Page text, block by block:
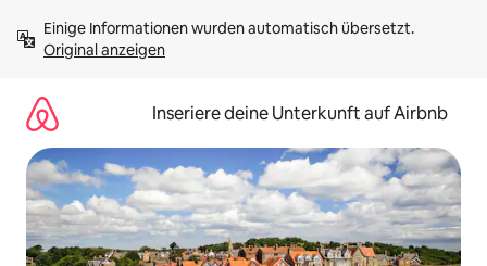
Inhalten
springenOriginal anzeigen
Inseriere deine Unterkunft auf Airbnb